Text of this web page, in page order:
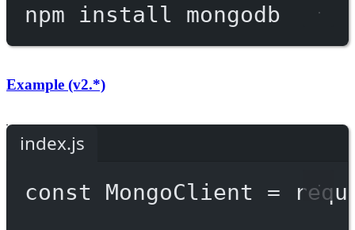
npm install mongodb
Example (v2.*)
index.js
const MongoClient =